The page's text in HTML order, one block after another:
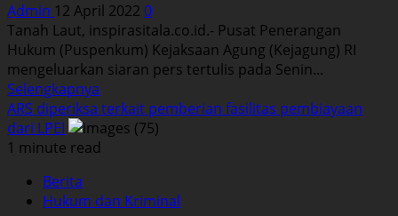
Dalam
Perkara
PT.
ASURANSI
JIWASRAYA.
Admin 12 April 2022 0
Tanah Laut, inspirasitala.co.id.- Pusat Penerangan
Hukum (Puspenkum) Kejaksaan Agung (Kejagung) RI
mengeluarkan siaran pers tertulis pada Senin...
Selengkapnya
more
about
Dua
Dugaan
ARS diperiksa terkait pemberian fasilitas pembiayaan
dari LPEI
1 minute read
Berita
Hukum dan Kriminal